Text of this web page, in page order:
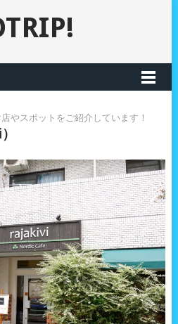
やスポットをご紹介しています！